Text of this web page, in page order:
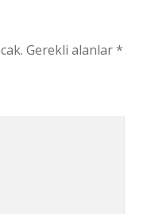
Gerekli alanlar*